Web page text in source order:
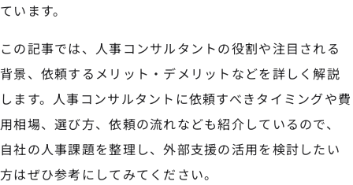
ています。
この記事では、人事コンサルタントの役割や注目される
背景、依頼するメリット・デメリットなどを詳しく解説
します。人事コンサルタントに依頼すべきタイミングや費
用相場、選び方、依頼の流れなども紹介しているので、
自社の人事課題を整理し、外部支援の活用を検討したい
方はぜひ参考にしてみてください。